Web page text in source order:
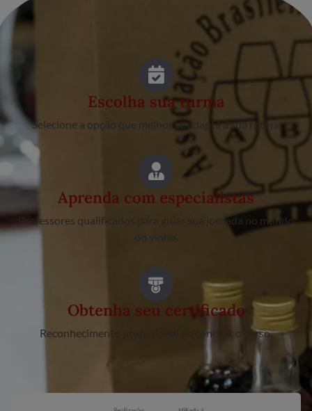
Escolha sua turma
Selecione a opção que melhor se adapta à sua rotina.
Aprenda com especialistas
Professores qualificados para guiar sua jornada no mundo
do vinho.
Obtenha seu certificado
Reconhecimento profissional ao concluir o curso.